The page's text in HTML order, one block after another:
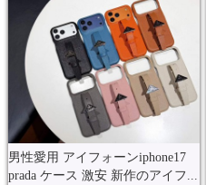
男性愛用 アイフォーンiphone17
prada ケース 激安 新作のアイフ...